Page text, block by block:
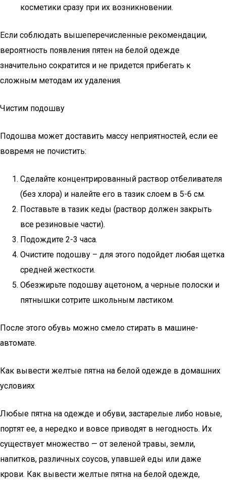
косметики сразу при их возникновении.
Если соблюдать вышеперечисленные рекомендации,
вероятность появления пятен на белой одежде
значительно сократится и не придется прибегать к
сложным методам их удаления.
Чистим подошву
Подошва может доставить массу неприятностей, если ее
вовремя не почистить:
Сделайте концентрированный раствор отбеливателя
(без хлора) и налейте его в тазик слоем в 5-6 см.
Поставьте в тазик кеды (раствор должен закрыть
все резиновые части).
Подождите 2-3 часа.
Очистите подошву – для этого подойдет любая щетка
средней жесткости.
Обезжирьте подошву ацетоном, а черные полоски и
пятнышки сотрите школьным ластиком.
После этого обувь можно смело стирать в машине-
автомате.
Как вывести желтые пятна на белой одежде в домашних
условиях
Любые пятна на одежде и обуви, застарелые либо новые,
портят ее, а нередко и вовсе приводят в негодность. Их
существует множество — от зеленой травы, земли,
напитков, различных соусов, упавшей еды или даже
крови. Как вывести желтые пятна на белой одежде,